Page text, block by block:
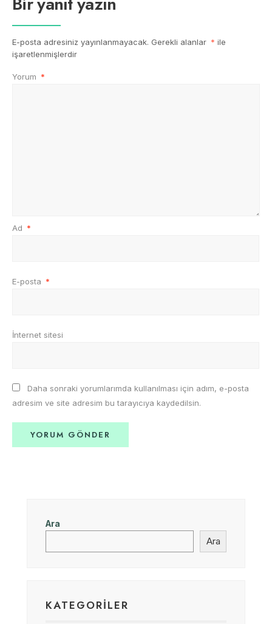
E-posta adresiniz yayınlanmayacak. Gerekli alanlar * ile
işaretlenmişlerdir
Yorum *
Ad *
E-posta *
İnternet sitesi
Daha sonraki yorumlarımda kullanılması için adım, e-posta
adresim ve site adresim bu tarayıcıya kaydedilsin.
Ara
Ara
KATEGORILER